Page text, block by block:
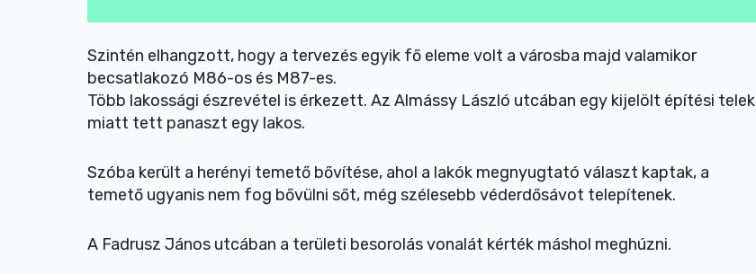
Szintén elhangzott, hogy a tervezés egyik fő eleme volt a városba majd valamikor
becsatlakozó M86-os és M87-es.
Több lakossági észrevétel is érkezett. Az Almássy László utcában egy kijelölt építési telek
miatt tett panaszt egy lakos.
Szóba került a herényi temető bővítése, ahol a lakók megnyugtató választ kaptak, a
temető ugyanis nem fog bővülni sőt, még szélesebb véderdősávot telepítenek.
A Fadrusz János utcában a területi besorolás vonalát kérték máshol meghúzni.